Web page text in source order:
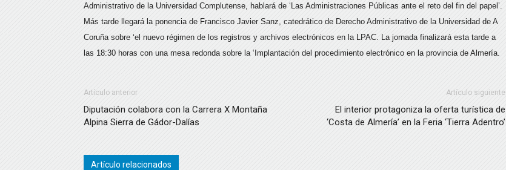
Administrativo de la Universidad Complutense, hablará de ‘Las Administraciones Públicas ante el reto del fin del papel’.
Más tarde llegará la ponencia de Francisco Javier Sanz, catedrático de Derecho Administrativo de la Universidad de A
Coruña sobre ‘el nuevo régimen de los registros y archivos electrónicos en la LPAC. La jornada finalizará esta tarde a
las 18:30 horas con una mesa redonda sobre la ‘Implantación del procedimiento electrónico en la provincia de Almería.
Artículo anterior
Diputación colabora con la Carrera X Montaña
Alpina Sierra de Gádor-Dalías
Artículo siguiente
El interior protagoniza la oferta turística de
‘Costa de Almería’ en la Feria ‘Tierra Adentro’
Artículo relacionados